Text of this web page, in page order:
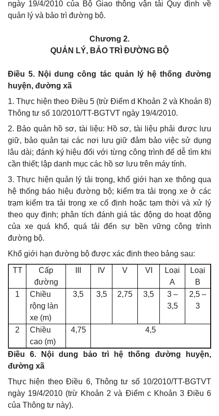
ngày 19/4/2010 của Bộ Giao thông vận tải Quy định về
quản lý và bảo trì đường bộ.
Chương 2.
QUẢN LÝ, BẢO TRÌ ĐƯỜNG BỘ
Điều 5. Nội dung công tác quản lý hệ thống đường
huyện, đường xã
1. Thực hiện theo Điều 5 (trừ Điểm d Khoản 2 và Khoản 8)
Thông tư số 10/2010/TT-BGTVT ngày 19/4/2010.
2. Bảo quản hồ sơ, tài liệu: Hồ sơ, tài liệu phải được lưu
giữ, bảo quản tại các nơi lưu giữ đảm bảo việc sử dụng
lâu dài; đánh ký hiệu đối với từng công trình để dễ tìm khi
cần thiết; lập danh mục các hồ sơ lưu trên máy tính.
3. Thực hiện quản lý tải trọng, khổ giới hạn xe thông qua
hệ thống báo hiệu đường bộ; kiểm tra tải trọng xe ở các
trạm kiểm tra tải trọng xe cố định hoặc tạm thời và xử lý
theo quy định; phân tích đánh giá tác động do hoạt động
của xe quá khổ, quá tải đến sự bền vững công trình
đường bộ.
Khổ giới hạn đường bộ được xác định theo bảng sau:
TT
Cấp
đường
IV V VI
Loại
A
Loại
B
1
Chiều
rộng làn
xe (m)
3,5 3,5 2,75 3,5
3 –
3,5
2,5 –
3
2
Chiều
cao (m)
4,75 4,5
Điều 6. Nội dung bảo trì hệ thống đường huyện,
đường xã
Thực hiện theo Điều 6, Thông tư số 10/2010/TT-BGTVT
ngày 19/4/2010 (trừ Khoản 2 và Điểm c Khoản 3 Điều 6
của Thông tư này).